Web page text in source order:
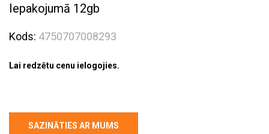
Iepakojumā 12gb
Kods: 4750707008293
Lai redzētu cenu ielogojies.
SAZINĀTIES AR MUMS